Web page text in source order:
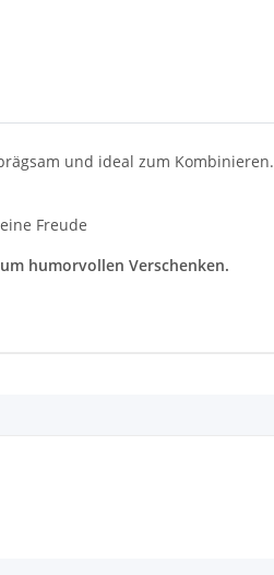
und ideal zum Kombinieren.
Freude
humorvollen Verschenken.